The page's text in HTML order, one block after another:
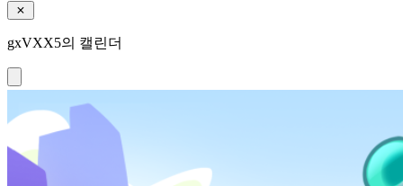
gxVXX5의 캘린더